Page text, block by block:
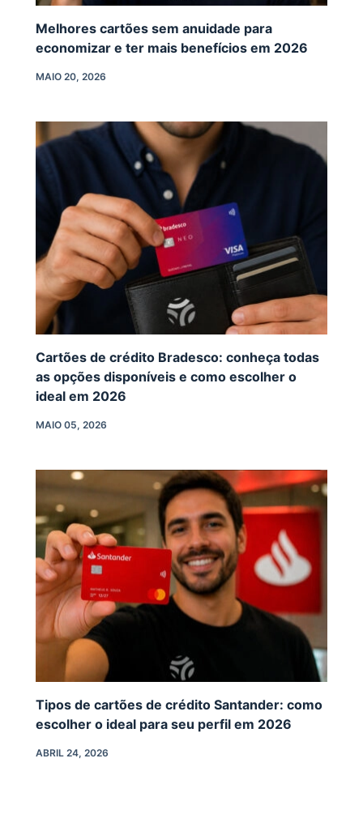
Melhores cartões sem anuidade para
economizar e ter mais benefícios em 2026
MAIO 20, 2026
Cartões de crédito Bradesco: conheça todas
as opções disponíveis e como escolher o
ideal em 2026
MAIO 05, 2026
Tipos de cartões de crédito Santander: como
escolher o ideal para seu perfil em 2026
ABRIL 24, 2026